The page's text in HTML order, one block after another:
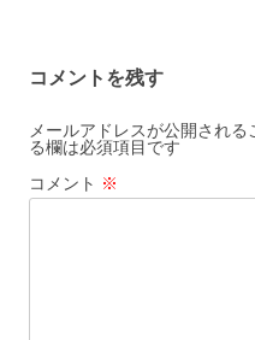
ゲ
ー
シ
ョ
コメントを残す
メールアドレスが公開される
る欄は必須項目です
コメント ※